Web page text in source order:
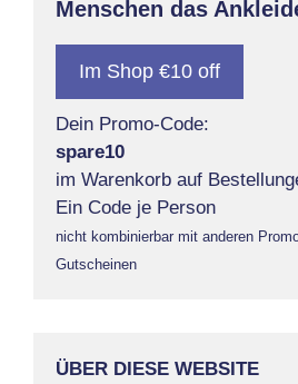
Menschen das
Im Shop €10 off
Dein Promo-Code:
spare10
im Warenkorb auf
Ein Code je Person
nicht kombinierbar mit anderen
Gutscheinen
ÜBER DIESE WEBSITE